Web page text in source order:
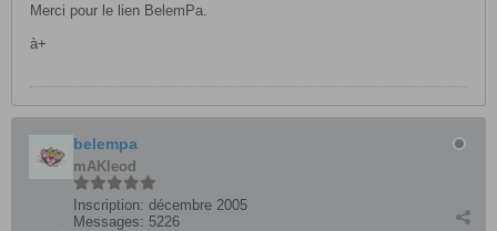
Merci pour le lien BelemPa.
à+
belempa
mAKleod
Inscription: décembre 2005
Messages: 5226